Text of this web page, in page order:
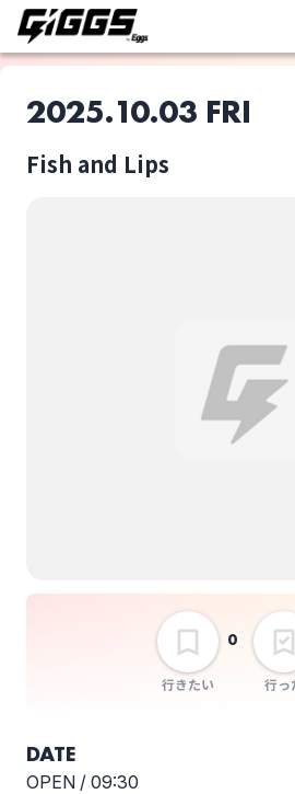
2025.10.03 FRI
Fish and Lips
行きたい
0
行っ
DATE
OPEN / 09:30
このライブの取り置きは